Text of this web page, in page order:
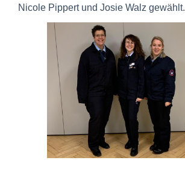
Nicole Pippert und Josie Walz gewählt.